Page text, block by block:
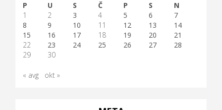
P
U S Č P S
N
1
2 3 4 5 6
7
8
9 10 11 12 13
14
15
16 17 18 19 20
21
22
23 24 25 26 27
28
29
30
« avg okt »